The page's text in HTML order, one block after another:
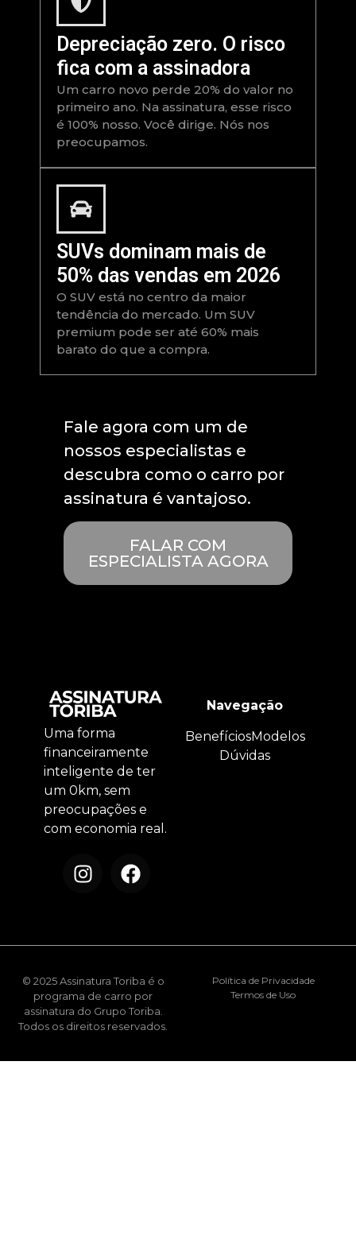
Depreciação zero. O risco
fica com a assinadora
Um carro novo perde 20% do valor no
primeiro ano. Na assinatura, esse risco
é 100% nosso. Você dirige. Nós nos
preocupamos.
SUVs dominam mais de
50% das vendas em 2026
O SUV está no centro da maior
tendência do mercado. Um SUV
premium pode ser até 60% mais
barato do que a compra.
Fale agora com um de
nossos especialistas e
descubra como o carro por
assinatura é vantajoso.
FALAR COM
ESPECIALISTA AGORA
Uma forma
financeiramente
inteligente de ter
um 0km, sem
preocupações e
com economia real.
Navegação
BenefíciosModelos
Dúvidas
© 2025 Assinatura Toriba é o
programa de carro por
assinatura do Grupo Toriba.
Todos os direitos reservados.
Política de Privacidade
Termos de Uso